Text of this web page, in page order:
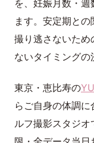
を、妊娠月数・
ます。安定期との
撮り逃さないため
ないタイミングの
東京・恵比寿の
らご自身の体調
ルフ撮影スタジ